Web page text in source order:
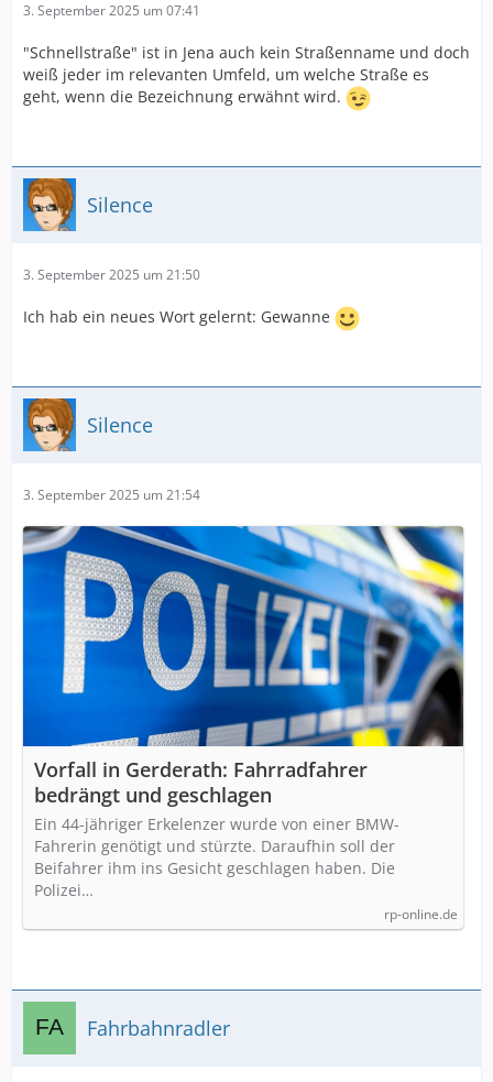
3. September 2025 um 07:41
"Schnellstraße" ist in Jena auch kein Straßenname und doch
weiß jeder im relevanten Umfeld, um welche Straße es
geht, wenn die Bezeichnung erwähnt wird.
Silence
3. September 2025 um 21:50
Ich hab ein neues Wort gelernt: Gewanne
Silence
3. September 2025 um 21:54
Vorfall in Gerderath: Fahrradfahrer
bedrängt und geschlagen
Ein 44-jähriger Erkelenzer wurde von einer BMW-
Fahrerin genötigt und stürzte. Daraufhin soll der
Beifahrer ihm ins Gesicht geschlagen haben. Die
Polizei…
rp-online.de
Fahrbahnradler